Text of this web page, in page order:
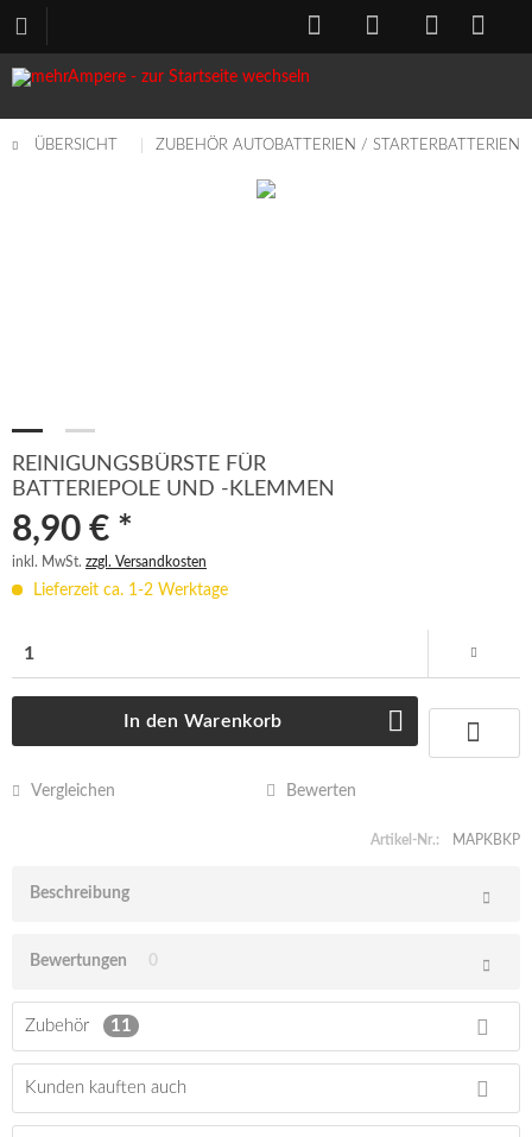
ÜBERSICHT ZUBEHÖR AUTOBATTERIEN / STARTERBATTERIEN
REINIGUNGSBÜRSTE FÜR
BATTERIEPOLE UND -KLEMMEN
8,90 € *
inkl. MwSt. zzgl. Versandkosten
Lieferzeit ca. 1-2 Werktage
In den Warenkorb
Vergleichen Bewerten
Artikel-Nr.: MAPKBKP
Beschreibung
Bewertungen 0
Zubehör 11
Kunden kauften auch